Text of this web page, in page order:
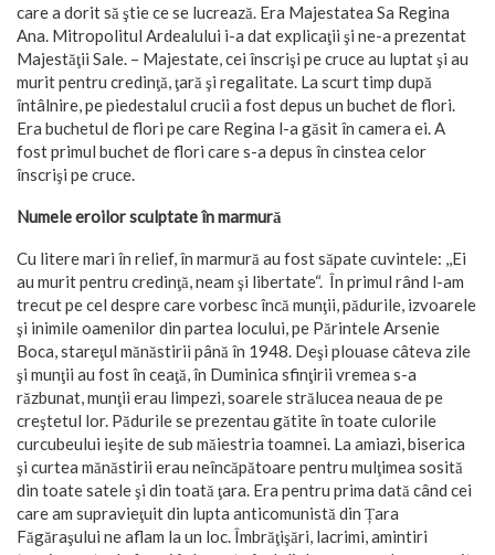
care a dorit să ştie ce se lucrează. Era Majestatea Sa Regina
Ana. Mitropolitul Ardealului i-a dat explicaţii şi ne-a prezentat
Majestăţii Sale. – Majestate, cei înscrişi pe cruce au luptat şi au
murit pentru credinţă, ţară şi regalitate. La scurt timp după
întâlnire, pe piedestalul crucii a fost depus un buchet de flori.
Era buchetul de flori pe care Regina l-a găsit în camera ei. A
fost primul buchet de flori care s-a depus în cinstea celor
înscrişi pe cruce.
Numele eroilor sculptate în marmură
Cu litere mari în relief, în marmură au fost săpate cuvintele: ,,Ei
au murit pentru credinţă, neam şi libertate“. În primul rând l-am
trecut pe cel despre care vorbesc încă munţii, pădurile, izvoarele
şi inimile oamenilor din partea locului, pe Părintele Arsenie
Boca, stareţul mănăstirii până în 1948. Deşi plouase câteva zile
şi munţii au fost în ceaţă, în Duminica sfinţirii vremea s-a
răzbunat, munţii erau limpezi, soarele strălucea neaua de pe
creştetul lor. Pădurile se prezentau gătite în toate culorile
curcubeului ieşite de sub măiestria toamnei. La amiazi, biserica
şi curtea mănăstirii erau neîncăpătoare pentru mulţimea sosită
din toate satele şi din toată ţara. Era pentru prima dată când cei
care am supravieţuit din lupta anticomunistă din Țara
Făgăraşului ne aflam la un loc. Îmbrăţişări, lacrimi, amintiri